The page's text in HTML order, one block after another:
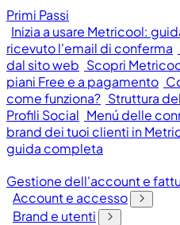
Primi Passi
Inizia a usare Metricool:
ricevuto l'email di conferma
dal sito web Scopri
piani Free e a pagamento
come funziona? Struttura
Profili Social Menú delle
brand dei tuoi clienti in
guida completa
Gestione dell'account e
Account e accesso
Brand e utenti